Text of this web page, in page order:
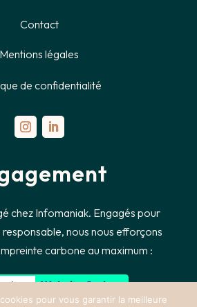
Contact
Mentions légales
de confidentialité
chez Infomaniak. Engagés pour
responsable, nous nous efforçons
carbone au maximum :
Website Carbon
pour vous garantir la meilleure